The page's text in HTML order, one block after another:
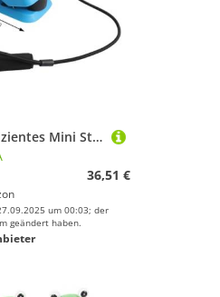
von ROMISBABA
von ROMISBABA
ROMISBABA
ROMISBABA
Boxzubehör von ROMISBABA
ROMISBABA Effizientes Mini Stepper Pedal Fitnessgerät für Zuhause Stabiles Langlebiges Heimtrainingsgerät Kompakte für Muskelaufbau und Fettverbrennung
36,51 €
um 00:03; der
geändert haben.